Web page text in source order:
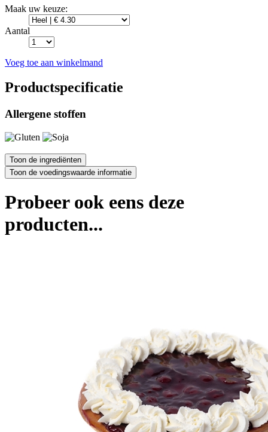
Maak uw keuze:
Aantal
Voeg toe aan winkelmand
Productspecificatie
Allergene stoffen
Probeer ook eens deze
producten...